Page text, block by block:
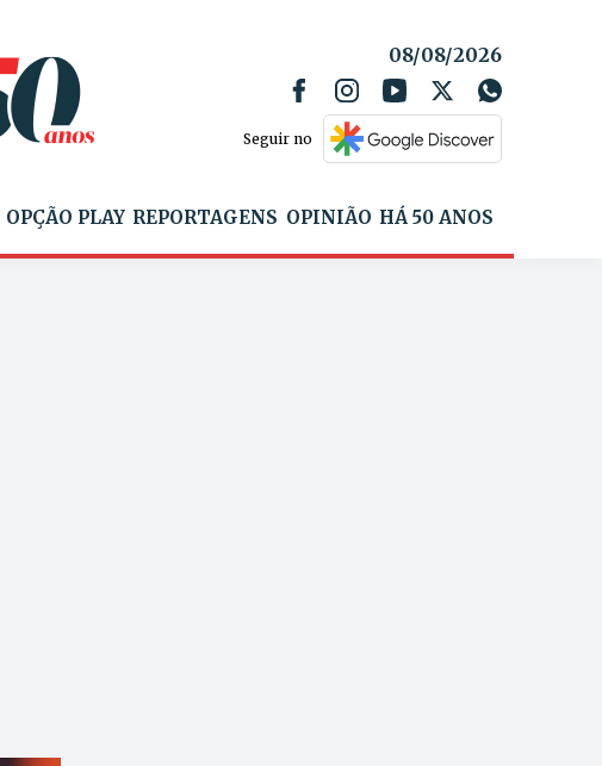
08/08/2026
Seguir no
OPÇÃO PLAY REPORTAGENS OPINIÃO HÁ 50 ANOS